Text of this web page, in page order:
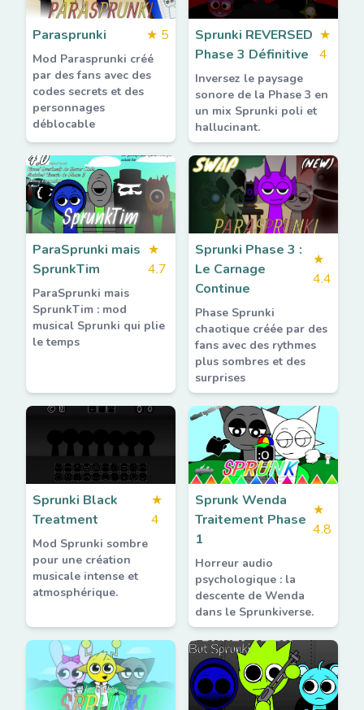
Parasprunki ★ 5
Mod Parasprunki créé
par des fans avec des
codes secrets et des
personnages
déblocable
Sprunki REVERSED
Phase 3 Définitive
★
4
Inversez le paysage
sonore de la Phase 3 en
un mix Sprunki poli et
hallucinant.
ParaSprunki mais
SprunkTim
★
4.7
ParaSprunki mais
SprunkTim : mod
musical Sprunki qui plie
le temps
Sprunki Phase 3 :
Le Carnage
Continue
★
4.4
Phase Sprunki
chaotique créée par des
fans avec des rythmes
plus sombres et des
surprises
Sprunki Black
Treatment
★
4
Mod Sprunki sombre
pour une création
musicale intense et
atmosphérique.
Sprunk Wenda
Traitement Phase
1
★
4.8
Horreur audio
psychologique : la
descente de Wenda
dans le Sprunkiverse.